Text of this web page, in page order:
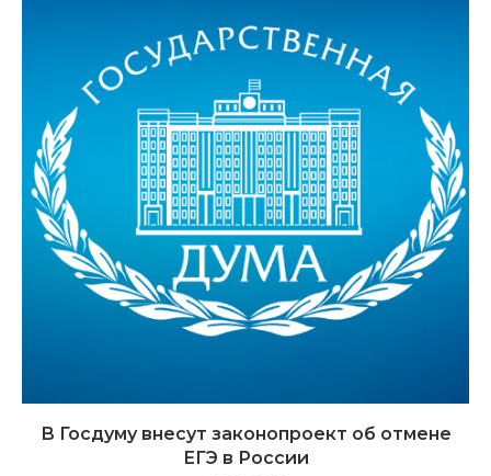
В Госдуму внесут законопроект об отмене
ЕГЭ в России